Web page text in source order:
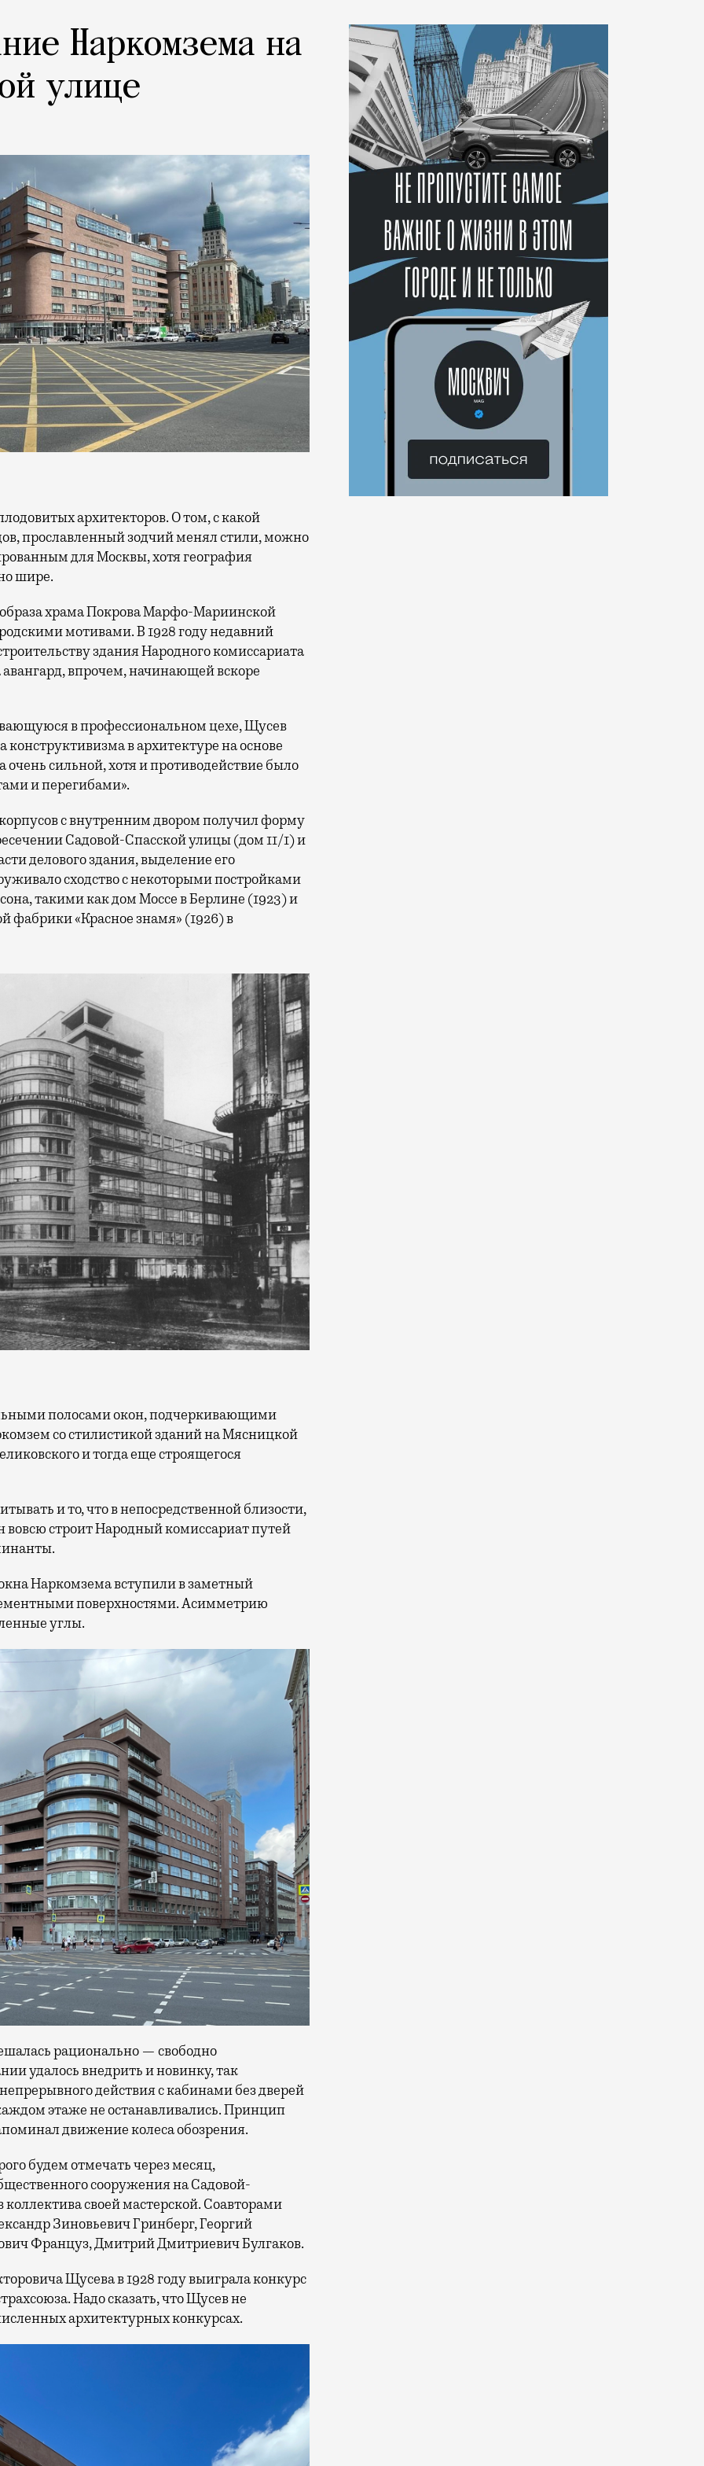
Наркомзема на
улице
прославленный зодчий менял стили, можно
для Москвы, хотя география
шире.
храма Покрова Марфо-Мариинской
мотивами. В 1928 году недавний
здания Народного комиссариата
впрочем, начинающей вскоре
в профессиональном цехе, Щусев
в архитектуре на основе
сильной, хотя и противодействие было
и перегибами».
с внутренним двором получил форму
Садовой-Спасской улицы (дом 11/1) и
делового здания, выделение его
сходство с некоторыми постройками
такими как дом Моссе в Берлине (1923) и
фабрики «Красное знамя» (1926) в
полосами окон, подчеркивающими
со стилистикой зданий на Мясницкой
и тогда еще строящегося
и то, что в непосредственной близости,
строит Народный комиссариат путей
Наркомзема вступили в заметный
поверхностями. Асимметрию
углы.
рационально — свободно
удалось внедрить и новинку, так
действия с кабинами без дверей
этаже не останавливались. Принцип
движение колеса обозрения.
будем отмечать через месяц,
сооружения на Садовой-
своей мастерской. Соавторами
Зиновьевич Гринберг, Георгий
Француз, Дмитрий Дмитриевич Булгаков.
Щусева в 1928 году выиграла конкурс
Надо сказать, что Щусев не
архитектурных конкурсах.